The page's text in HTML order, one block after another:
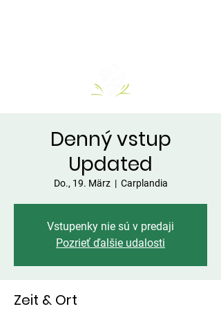
Denný vstup
Updated
Do., 19. März
  |
Carplandia
Vstupenky nie sú v predaji
Pozrieť ďalšie udalosti
Zeit & Ort